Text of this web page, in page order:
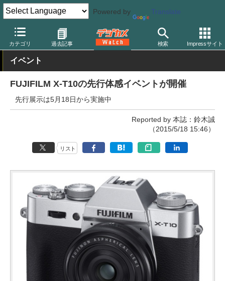
Powered by Translate
カテゴリ 過去記事 検索 Impressサイト
デジカメ Watch カメラ ミラーレスカメラ 富士フイルム
イベント
FUJIFILM X-T10の先行体感イベントが開催
先行展示は5月18日から実施中
Reported by 本誌：鈴木誠
（2015/5/18 15:46）
リスト